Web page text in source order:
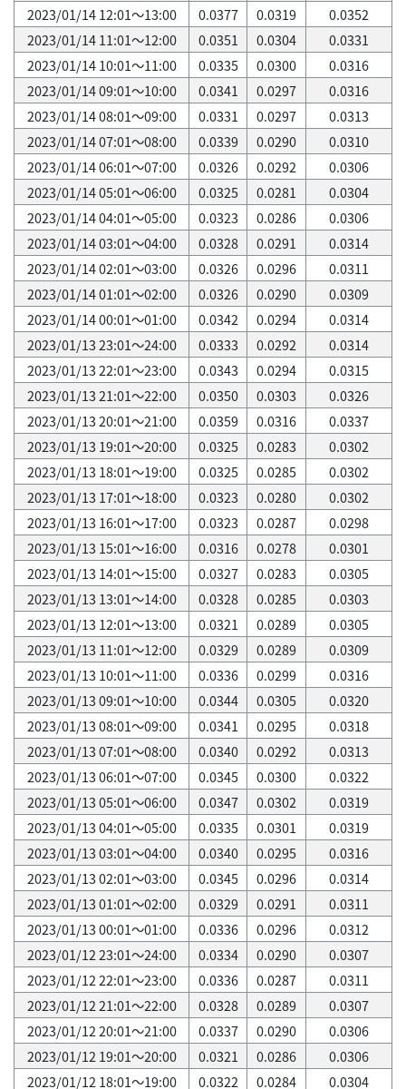
2023/01/14 12:01～13:00
0.0377 0.0319
0.0352
2023/01/14 11:01～12:00
0.0351 0.0304
0.0331
2023/01/14 10:01～11:00
0.0335 0.0300
0.0316
2023/01/14 09:01～10:00
0.0341 0.0297
0.0316
2023/01/14 08:01～09:00
0.0331 0.0297
0.0313
2023/01/14 07:01～08:00
0.0339 0.0290
0.0310
2023/01/14 06:01～07:00
0.0326 0.0292
0.0306
2023/01/14 05:01～06:00
0.0325 0.0281
0.0304
2023/01/14 04:01～05:00
0.0323 0.0286
0.0306
2023/01/14 03:01～04:00
0.0328 0.0291
0.0314
2023/01/14 02:01～03:00
0.0326 0.0296
0.0311
2023/01/14 01:01～02:00
0.0326 0.0290
0.0309
2023/01/14 00:01～01:00
0.0342 0.0294
0.0314
2023/01/13 23:01～24:00
0.0333 0.0292
0.0314
2023/01/13 22:01～23:00
0.0343 0.0294
0.0315
2023/01/13 21:01～22:00
0.0350 0.0303
0.0326
2023/01/13 20:01～21:00
0.0359 0.0316
0.0337
2023/01/13 19:01～20:00
0.0325 0.0283
0.0302
2023/01/13 18:01～19:00
0.0325 0.0285
0.0302
2023/01/13 17:01～18:00
0.0323 0.0280
0.0302
2023/01/13 16:01～17:00
0.0323 0.0287
0.0298
2023/01/13 15:01～16:00
0.0316 0.0278
0.0301
2023/01/13 14:01～15:00
0.0327 0.0283
0.0305
2023/01/13 13:01～14:00
0.0328 0.0285
0.0303
2023/01/13 12:01～13:00
0.0321 0.0289
0.0305
2023/01/13 11:01～12:00
0.0329 0.0289
0.0309
2023/01/13 10:01～11:00
0.0336 0.0299
0.0316
2023/01/13 09:01～10:00
0.0344 0.0305
0.0320
2023/01/13 08:01～09:00
0.0341 0.0295
0.0318
2023/01/13 07:01～08:00
0.0340 0.0292
0.0313
2023/01/13 06:01～07:00
0.0345 0.0300
0.0322
2023/01/13 05:01～06:00
0.0347 0.0302
0.0319
2023/01/13 04:01～05:00
0.0335 0.0301
0.0319
2023/01/13 03:01～04:00
0.0340 0.0295
0.0316
2023/01/13 02:01～03:00
0.0345 0.0296
0.0314
2023/01/13 01:01～02:00
0.0329 0.0291
0.0311
2023/01/13 00:01～01:00
0.0336 0.0296
0.0312
2023/01/12 23:01～24:00
0.0334 0.0290
0.0307
2023/01/12 22:01～23:00
0.0336 0.0287
0.0311
2023/01/12 21:01～22:00
0.0328 0.0289
0.0307
2023/01/12 20:01～21:00
0.0337 0.0290
0.0306
2023/01/12 19:01～20:00
0.0321 0.0286
0.0306
2023/01/12 18:01～19:00
0.0322 0.0284 0.0304